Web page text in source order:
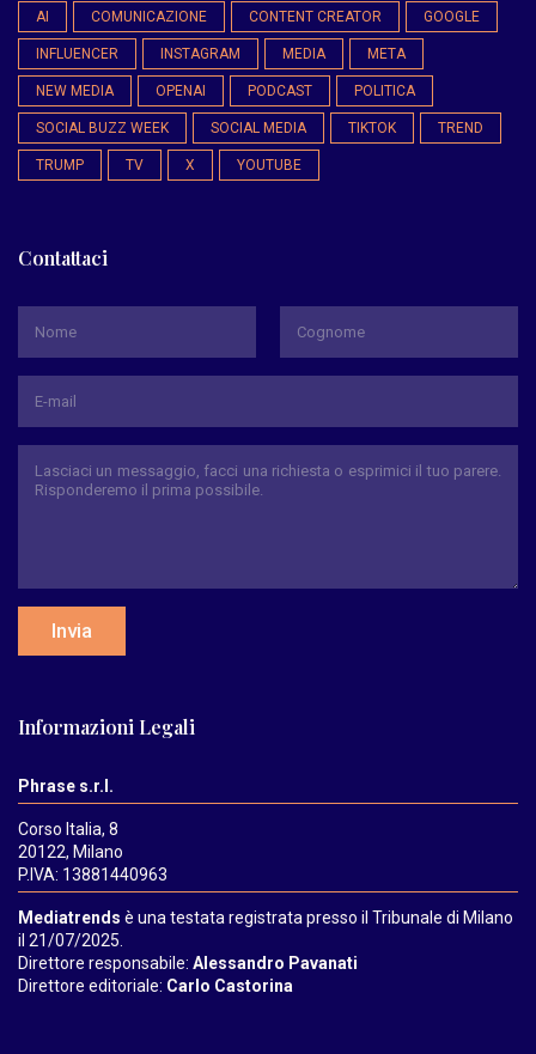
AI COMUNICAZIONE CONTENT CREATOR GOOGLE
INFLUENCER INSTAGRAM MEDIA META
NEW MEDIA OPENAI PODCAST POLITICA
SOCIAL BUZZ WEEK SOCIAL MEDIA TIKTOK TREND
TRUMP TV X YOUTUBE
Contattaci
Invia
Informazioni Legali
Phrase s.r.l.
Corso Italia, 8
20122, Milano
P.IVA: 13881440963
Mediatrends è una testata registrata presso il Tribunale di Milano
il 21/07/2025.
Direttore responsabile: Alessandro Pavanati
Direttore editoriale: Carlo Castorina